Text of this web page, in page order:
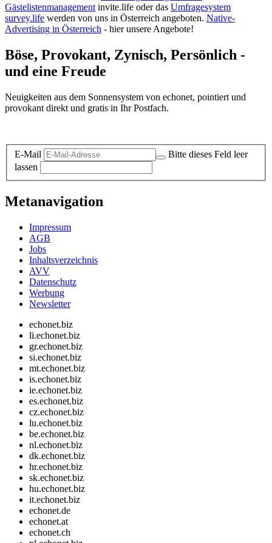
Gästelistenmanagement invite.life oder das Umfragesystem
survey.life werden von uns in Österreich angeboten. Native-
Advertising in Österreich - hier unsere Angebote!
Böse, Provokant, Zynisch, Persönlich -
und eine Freude
Neuigkeiten aus dem Sonnensystem von echonet, pointiert und
provokant direkt und gratis in Ihr Postfach.
E-Mail
Bitte dieses Feld leer
lassen
Metanavigation
Impressum
AGB
Jobs
Inhaltsverzeichnis
AVV
Datenschutz
Werbung
Newsletter
echonet.biz
li.echonet.biz
gr.echonet.biz
si.echonet.biz
mt.echonet.biz
is.echonet.biz
ie.echonet.biz
es.echonet.biz
cz.echonet.biz
lu.echonet.biz
be.echonet.biz
nl.echonet.biz
dk.echonet.biz
hr.echonet.biz
sk.echonet.biz
hu.echonet.biz
it.echonet.biz
echonet.de
echonet.at
echonet.ch